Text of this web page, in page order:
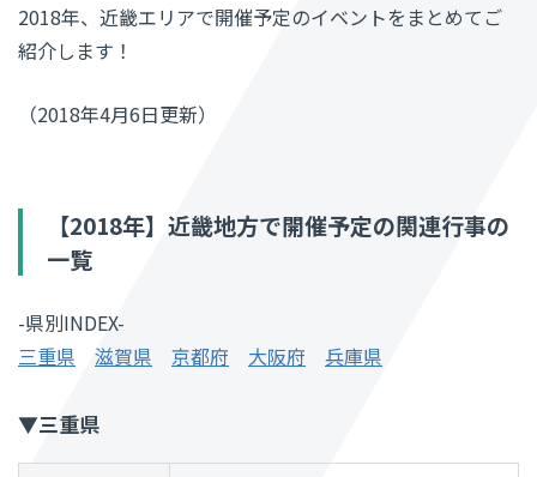
2018年、近畿エリアで開催予定のイベントをまとめてご
紹介します！
（2018年4月6日更新）
【2018年】近畿地方で開催予定の関連行事の
一覧
-県別INDEX-
三重県
滋賀県 京都府 大阪府 兵庫県
▼三重県